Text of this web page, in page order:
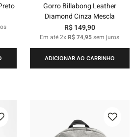
Gorro Billabong Leather
Diamond Cinza Mescla
R$ 149,90
Em até2xR$74,95sem juros
ADICIONAR AO CARRINHO